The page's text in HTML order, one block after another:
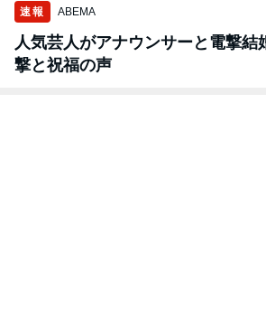
速報 ABEMA
人気芸人がアナウンサーと電撃結
撃と祝福の声